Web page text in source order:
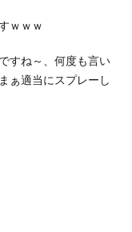
ｗｗｗ
すね～、何度も言い
ぁ適当にスプレーし